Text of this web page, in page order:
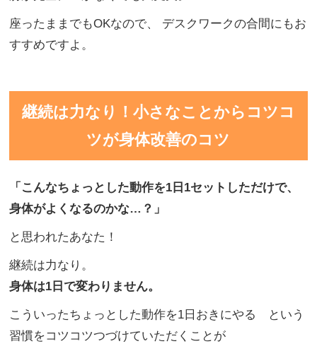
座ったままでもOKなので、 デスクワークの合間にもお
すすめですよ。
継続は力なり！小さなことからコツコ
ツが身体改善のコツ
「こんなちょっとした動作を1日1セットしただけで、
身体がよくなるのかな… ？」
と思われたあなた！
継続は力なり。
身体は1日で変わりません。
こういったちょっとした動作を1日おきにやる という
習慣をコツコツつづけていただくことが